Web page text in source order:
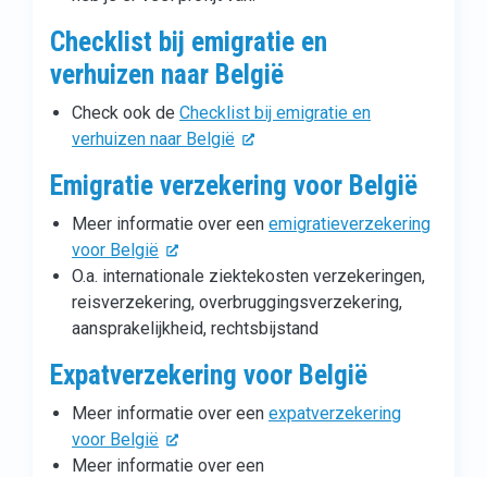
Checklist bij emigratie en
verhuizen naar België
Check ook de Checklist bij emigratie en
verhuizen naar België
Emigratie verzekering voor België
Meer informatie over een emigratieverzekering
voor België
O.a. internationale ziektekosten verzekeringen,
reisverzekering, overbruggingsverzekering,
aansprakelijkheid, rechtsbijstand
Expatverzekering voor België
Meer informatie over een expatverzekering
voor België
Meer informatie over een